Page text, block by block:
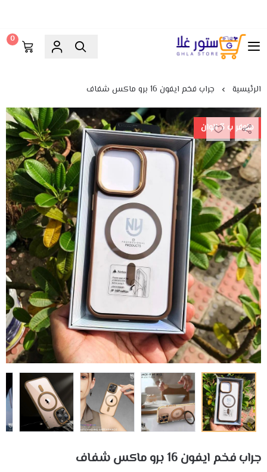
ستور غلا
0
الرئيسية جراب فخم ايفون 16 برو ماكس شفاف
متوفر ب 3 الوان
جراب فخم ايفون 16 برو ماكس شفاف